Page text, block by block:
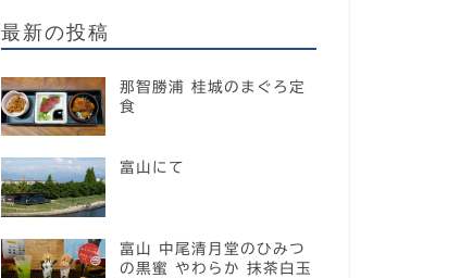
最新の投稿
那智勝浦 桂城のまぐろ定
食
富山にて
富山 中尾清月堂のひみつ
の黒蜜 やわらか 抹茶白玉